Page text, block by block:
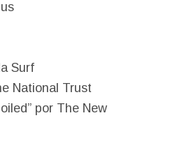
Surf
National Trust
por The New